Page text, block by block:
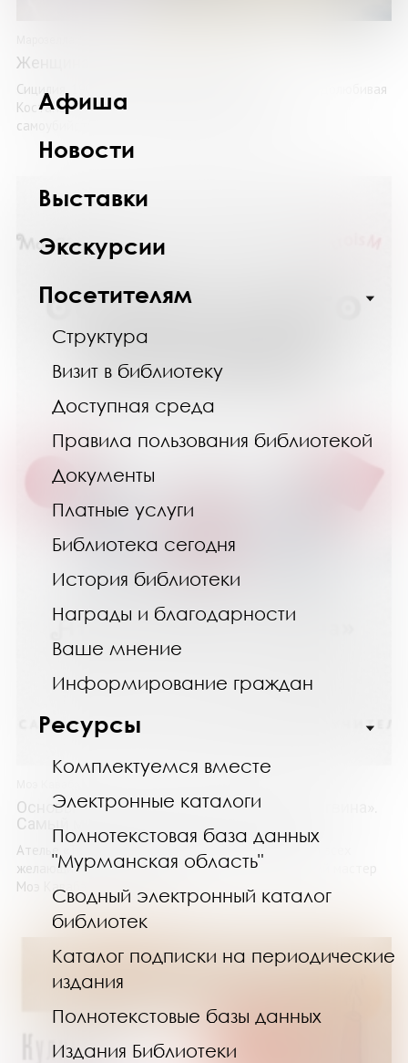
Афиша
Новости
Выставки
Экскурсии
Посетителям
Структура
Визит в библиотеку
Доступная среда
Правила пользования библиотекой
Документы
Платные услуги
Библиотека сегодня
История библиотеки
Награды и благодарности
Ваше мнение
Информирование граждан
Ресурсы
Комплектуемся вместе
Электронные каталоги
Полнотекстовая база данных
"Мурманская область"
Сводный электронный каталог
библиотек
Каталог подписки на периодические
издания
Полнотекстовые базы данных
Издания Библиотеки
Женщина, которая жила у моря
Сицилия, 1904 год. Накануне помолвки юная свободолюбивая
Костанца узнает, что ее отец покончил жизнь
самоубийством. Помолвка разорвана, и родные ...
Основы сухого валяния. Ателье «Три пингвина».
Самый милый и понятный самоучитель
Ателье «Три пингвина» открывает свои двери для всех
желающих научиться валянию из шерсти! Японский мастер
Моэ Кавабэ представляет ...